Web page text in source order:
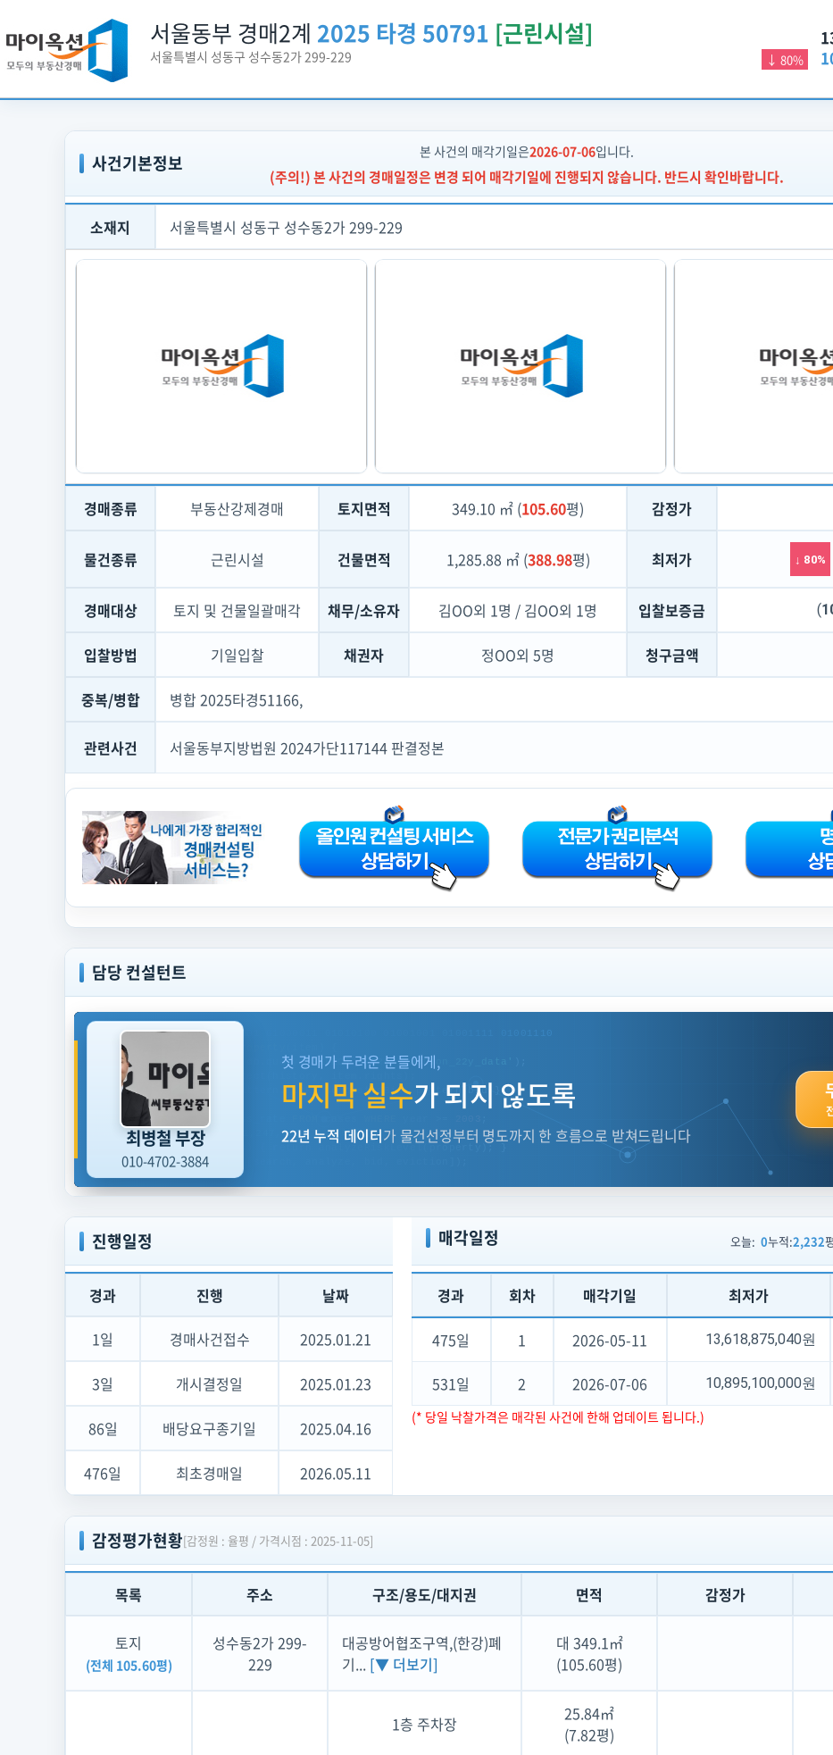
서울동부 경매2계 2025 타경 50791 [근린시설]
서울특별시 성동구 성수동2가 299-229 ↓ 80%
사건기본정보
본 사건의 매각기일은2026-07-06입니다.
(주의!) 본 사건의 경매일정은 변경되어 매각기일에 진행되지 않습니다. 반드시 확인바랍니다.
소재지 서울특별시 성동구 성수동2가 299-229
경매종류 부동산강제경매 토지면적 349.10 ㎡ (105.60평) 감정가
물건종류 근린시설 건물면적 1,285.88 ㎡ (388.98평) 최저가 ↓ 80%
경매대상 토지 및 건물일괄매각 채무/소유자 김OO외 1명 / 김OO외 1명 입찰보증금 (
입찰방법 기일입찰 채권자 정OO외 5명 청구금액
중복/병합 병합 2025타경51166,
관련사건 서울동부지방법원 2024가단117144 판결정본
담당 컨설턴트
최병철 부장
010-4702-3884
마
옥
터
설
홍
보
배
너
—
매
움
01001101 01000001 01010101 01000011 01010100 01001001 01001111 01001110
async function
const
history = await db.query('SELECT * FROM auction_22y_data'
const
pattern
= ai.detect(history, item.rights);
return
{ riskLevel: pattern.risk, suggestedBid: pattern.bid };
bid_price, success_rate
[INFO] 누적 데이터 포인트: 1,247,892건 · 분석완료
(property.lien.exists) {
const
result
= pipeline([search, analyze, bid, eviction]);
10110100 01101110 11010010 00101001
function
calculateOptimalBid(propertyData, marketHistory) {
[LOG] 권리분석 모듈 v22.4 로드됨 · 정상
첫 경매가 두려운 분들에게,
마지막 실수가 되지 않도록
22년 누적 데이터가 물건선정부터 명도까지 한 흐름으로 받쳐드립니다
진행일정
경과 진행 날짜
1일 경매사건접수 2025.01.21
3일 개시결정일 2025.01.23
86일 배당요구종기일 2025.04.16
476일 최초경매일 2026.05.11
매각일정 오늘: 0누적:2,232
경과 회차 매각기일 최저가
475일 1 2026-05-11 13,618,875,040원
531일 2 2026-07-06 10,895,100,000원
(* 당일 낙찰가격은 매각된 사건에 한해 업데이트 됩니다.)
감정평가현황[감정원 : 율평 / 가격시점 : 2025-11-05]
목록 주소 구조/용도/대지권 면적 감정가
토지
(전체 105.60평)
성수동2가 299-
229
대공방어협조구역,(한강)폐
기... [▼ 더보기]
대 349.1㎡
(105.60평)
1층 주차장
25.84㎡
(7.82평)